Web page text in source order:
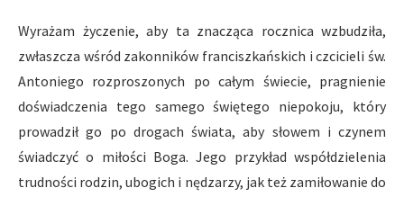
Wyrażam życzenie, aby ta znacząca rocznica wzbudziła,
zwłaszcza wśród zakonników franciszkańskich i czcicieli św.
Antoniego rozproszonych po całym świecie, pragnienie
doświadczenia tego samego świętego niepokoju, który
prowadził go po drogach świata, aby słowem i czynem
świadczyć o miłości Boga. Jego przykład współdzielenia
trudności rodzin, ubogich i nędzarzy, jak też zamiłowanie do